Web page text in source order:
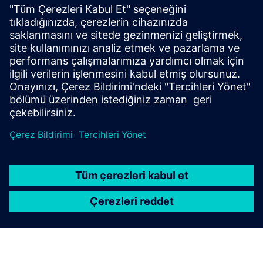
Kullanmaya başlayın
Bizimle iletişime geçin